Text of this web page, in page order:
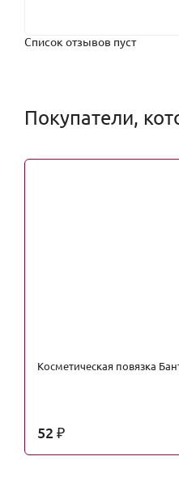
Список отзывов пуст
Покупатели,
Косметическая повязка
52 ₽